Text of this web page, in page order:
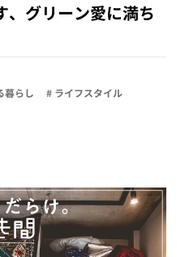
、グリーン愛に満ち
暮らし # ライフスタイル